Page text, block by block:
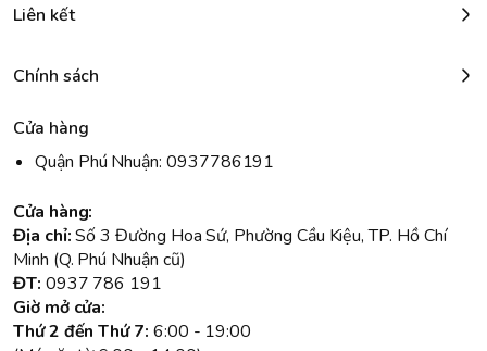
Liên kết
Chính sách
Cửa hàng
Quận Phú Nhuận: 0937786191
Cửa hàng:
Địa chỉ:Số 3 Đường Hoa Sứ, Phường Cầu Kiệu, TP. Hồ Chí
Minh (Q. Phú Nhuận cũ)
ĐT: 0937 786 191
Giờ mở cửa:
Thứ 2 đến Thứ 7: 6:00 - 19:00